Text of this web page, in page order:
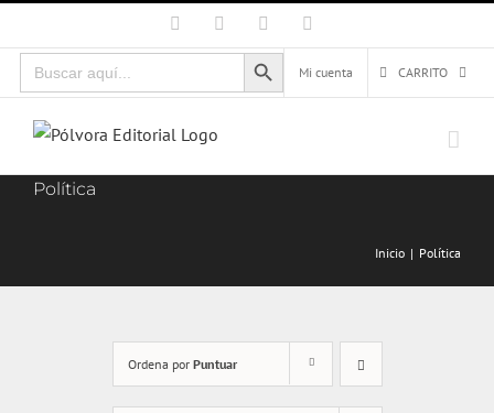
al
contenido
Facebook Instagram
Buscar:
Botón de búsqueda
Mi cuenta
CARRITO
Política
Inicio Política
Ordena por Puntuar